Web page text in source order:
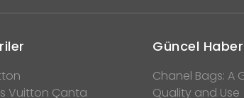
Vuitton Çanta
Güncel
Chanel Bags: A
Quality and Use